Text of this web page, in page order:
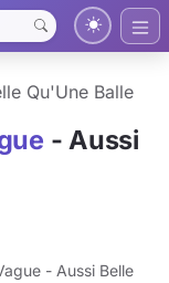
Qu'Une Balle
- Aussi
- Aussi Belle